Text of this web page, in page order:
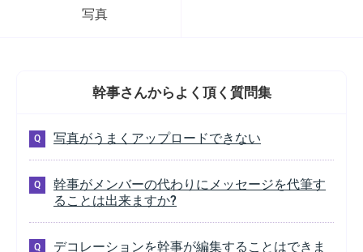
写真
幹事さんから よく頂く質問集
写真がうまくアップロードできない
幹事がメンバーの代わりにメッセージを代筆す
ることは出来ますか?
デコレーションを幹事が編集することはできま